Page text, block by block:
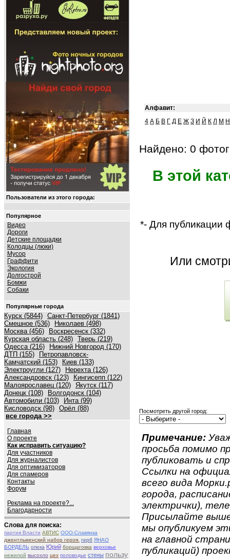
Пользователи из этого города:
Популярное
Видео
Дороги
Детские площадки
Колодцы (люки)
Мусор
Граффити
Экология
Долгострой
Бомжи
Собаки
Популярные города
Курск (5844) Санкт-Петербург (1841)
Смешное (536)
Николаев (498)
Москва (456)
Воскресенск (332)
Курская область (248) Тверь (219)
Одесса (216)
Нижний Новгород (170)
ДТП (155)
Петропавловск-
Камчатский (153)
Киев (133)
Электроугли (127)
Нерехта (126)
Александровск (123)
Кингисепп (122)
Малоярославец (120) Якутск (117)
Донецк (108)
Волгодонск (104)
Автомобили (103)
Инта (99)
Кисловодск (98) Орёл (88)
все города >>
Главная
О проекте
Как исправить ситуацию?
Для участников
Для журналистов
Для оптимизаторов
Для спамеров
Контакты
Форум
Реклама на проекте?...
Благодарности
Слова для поиска:
партия Власти АВТИС ООО-Славянка
джентльменский набор героя. герб ЯНАО
БОРДЕЛЬ опека Юрий борщаговка верховье
нежилой высохло цех половодье стены пользу
Алфавит:
4 А Б В Г Д Е Ж З И Й К Л М Н
Найдено: 0
В этой
*- Для публикации
Или
Посмотреть другой город:
Примечание:
просьба помимо
публиковать и
Ссылки на
всего вида
города,
электрички),
Присылайте
мы опубликуем
на главной
публикаций)